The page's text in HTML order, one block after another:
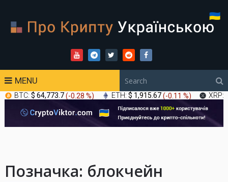
MENU
BTC: $ 64,773.7(-0.28 %) ETH: $ 1,915.67(-0.11 %) XRP:
Позначка: блокчейн